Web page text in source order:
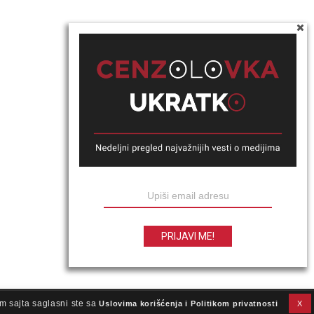
sajta saglasni ste saUslovima korišćenja i Politikom privatnosti X